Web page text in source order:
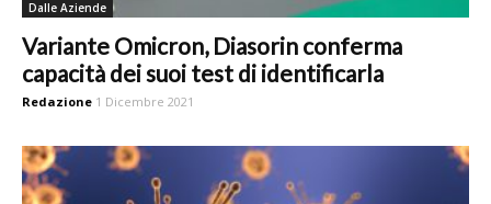
Dalle Aziende
Variante Omicron, Diasorin conferma
capacità dei suoi test di identificarla
Redazione 1 Dicembre 2021